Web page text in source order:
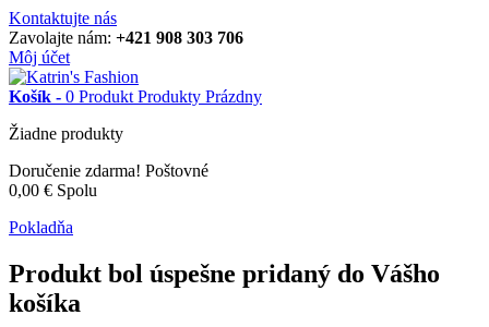
Kontaktujte nás
Zavolajte nám: +421 908 303 706
Môj účet
Košík - 0 Produkt Produkty Prázdny
Žiadne produkty
Doručenie zdarma! Poštovné
0,00 € Spolu
Pokladňa
Produkt bol úspešne pridaný do Vášho
košíka